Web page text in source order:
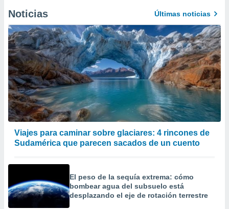
Noticias Últimas noticias
Viajes para caminar sobre glaciares: 4 rincones de
Sudamérica que parecen sacados de un cuento
El peso de la sequía extrema: cómo
bombear agua del subsuelo está
desplazando el eje de rotación terrestre